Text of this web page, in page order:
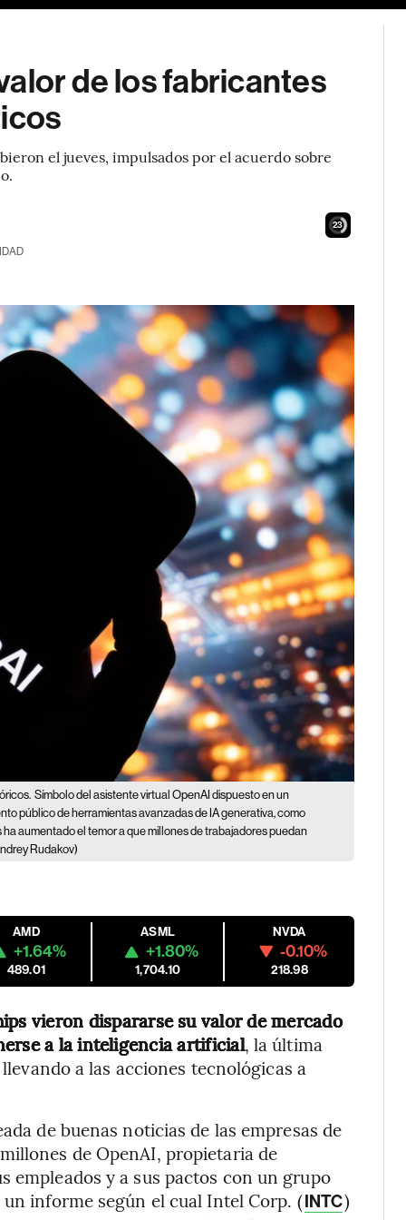
de los fabricantes
el jueves, impulsados por el acuerdo sobre
22
Símbolo del asistente virtual OpenAI dispuesto en un
público de herramientas avanzadas de IA generativa, como
aumentado el temor a que millones de trabajadores puedan
Rudakov)
AMD
+1.64%
489.01
ASML
+1.80%
1,704.10
NVDA
-0.10%
218.98
vieron dispararse su valor de mercado
a la inteligencia artificial, la última
a las acciones tecnológicas a
de buenas noticias de las empresas de
de OpenAI, propietaria de
empleados y a sus pactos con un grupo
informe según el cual Intel Corp. (INTC)